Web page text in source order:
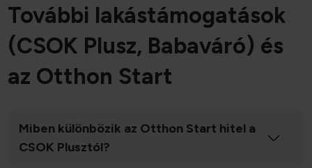
További lakástámogatások
(CSOK Plusz, Babaváró) és
az Otthon Start
Miben különbözik az Otthon Start hitel a
CSOK Plusztól?